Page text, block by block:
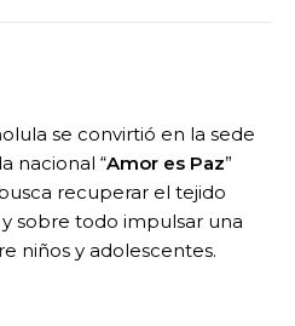
se convirtió en la sede
nacional “Amor es Paz”
recuperar el tejido
sobre todo impulsar una
niños y adolescentes.